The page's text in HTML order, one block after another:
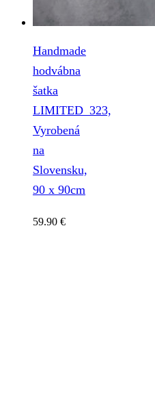
Handmade
hodvábna
šatka
LIMITED_323,
Vyrobená
na
Slovensku,
90 x 90cm
59.90 €